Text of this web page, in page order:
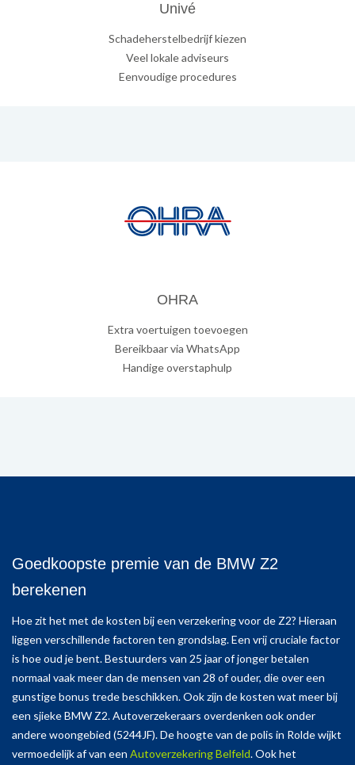
Univé
Schadeherstelbedrijf kiezen
Veel lokale adviseurs
Eenvoudige procedures
OHRA
Extra voertuigen toevoegen
Bereikbaar via WhatsApp
Handige overstaphulp
Goedkoopste premie van de BMW Z2
berekenen
Hoe zit het met de kosten bij een verzekering voor de Z2? Hieraan
liggen verschillende factoren ten grondslag. Een vrij cruciale factor
is hoe oud je bent. Bestuurders van 25 jaar of jonger betalen
normaal vaak meer dan de mensen van 28 of ouder, die over een
gunstige bonus trede beschikken. Ook zijn de kosten wat meer bij
een sjieke BMW Z2. Autoverzekeraars overdenken ook onder
andere woongebied (5244JF). De hoogte van de polis in Rolde wijkt
vermoedelijk af van een Autoverzekering Belfeld. Ook het